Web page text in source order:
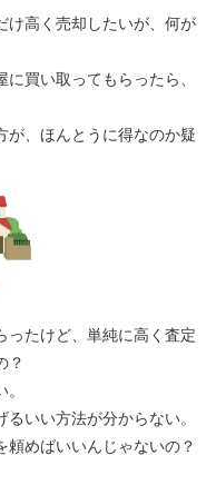
高く売却したいが、何が
買い取ってもらったら、
、ほんとうに得なのか疑
たけど、単純に高く査定
？
いい方法が分からない。
めばいいんじゃないの？